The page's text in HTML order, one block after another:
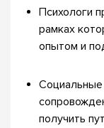
Психологи
рамках
опытом и
получить